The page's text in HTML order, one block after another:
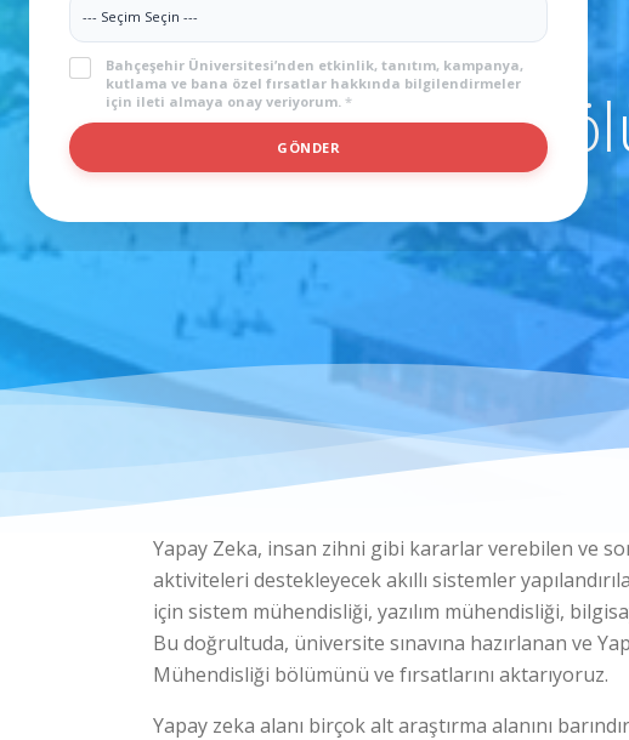
KVKK*
Bahçeşehir Üniversitesi’nden etkinlik, tanıtım, kampanya,
kutlama ve bana özel fırsatlar hakkında bilgilendirmeler
için ileti almaya onay veriyorum. *
İ
S
*
GÖNDER
Yapay Zeka, insan zihni gibi kararlar verebilen ve
aktiviteleri destekleyecek akıllı sistemler
için sistem mühendisliği, yazılım mühendisliği,
Bu doğrultuda, üniversite sınavına hazırlanan ve
Mühendisliği bölümünü ve fırsatlarını aktarıyoruz.
Yapay zeka alanı birçok alt araştırma alanını